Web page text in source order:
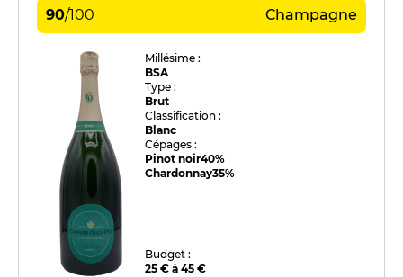
90/100 Champagne
Millésime :
BSA
Type :
Brut
Classification :
Blanc
Cépages :
Pinot noir40%
Chardonnay35%
Budget :
25 € à 45 €